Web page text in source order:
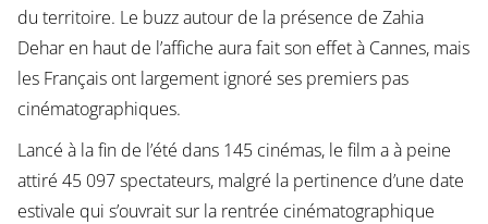
du territoire. Le buzz autour de la présence de Zahia
Dehar en haut de l’affiche aura fait son effet à Cannes, mais
les Français ont largement ignoré ses premiers pas
cinématographiques.
Lancé à la fin de l’été dans 145 cinémas, le film a à peine
attiré 45 097 spectateurs, malgré la pertinence d’une date
estivale qui s’ouvrait sur la rentrée cinématographique